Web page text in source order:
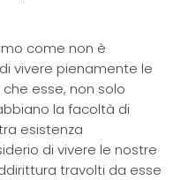
come non è
vivere pienamente le
esse, non solo
la facoltà di
esistenza
di vivere le nostre
travolti da esse